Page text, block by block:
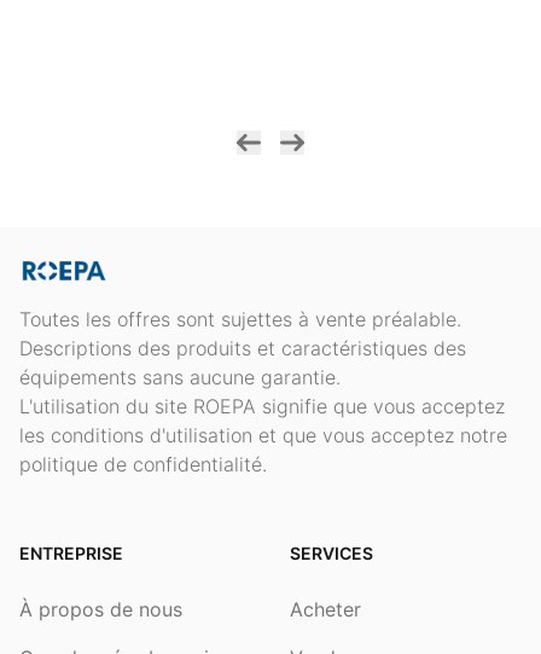
Toutes les offres sont sujettes à vente préalable.
Descriptions des produits et caractéristiques des
équipements sans aucune garantie.
L'utilisation du site ROEPA signifie que vous acceptez
les conditions d'utilisation et que vous acceptez notre
politique de confidentialité.
ENTREPRISE
À propos de nous
SERVICES
Acheter